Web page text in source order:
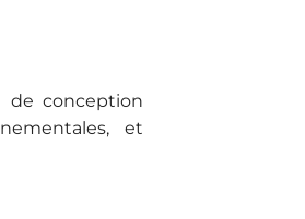
de conception
et